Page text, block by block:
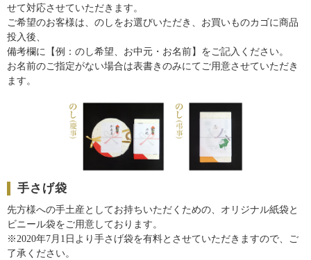
せて対応させていただきます。
ご希望のお客様は、のしをお選びいただき、お買いものカゴに商品
投入後、
備考欄に【例：のし希望、お中元・お名前】をご記入ください。
お名前のご指定がない場合は表書きのみにてご用意させていただき
ます。
手さげ袋
先方様への手土産としてお持ちいただくための、オリジナル紙袋と
ビニール袋をご用意しております。
※2020年7月1日より手さげ袋を有料とさせていただきますので、ご
了承ください。